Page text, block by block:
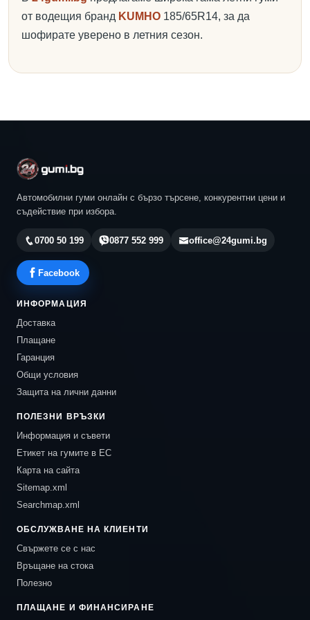
от водещия бранд KUMHO 185/65R14, за да
шофирате уверено в летния сезон.
Автомобилни гуми онлайн с бързо търсене, конкурентни цени и
съдействие при избора.
0700 50 199 0877 552 999 office@24gumi.bg
Facebook
ИНФОРМАЦИЯ
Доставка
Плащане
Гаранция
Общи условия
Защита на лични данни
ПОЛЕЗНИ ВРЪЗКИ
Информация и съвети
Етикет на гумите в ЕС
Карта на сайта
Sitemap.xml
Searchmap.xml
ОБСЛУЖВАНЕ НА КЛИЕНТИ
Свържете се с нас
Връщане на стока
Полезно
ПЛАЩАНЕ И ФИНАНСИРАНЕ